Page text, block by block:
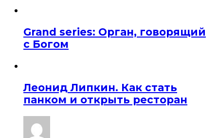
Grand series: Орган, говорящий
с Богом
Леонид Липкин. Как стать
панком и открыть ресторан